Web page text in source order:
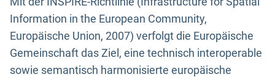
Information in the European Community,
Europäische Union, 2007) verfolgt die Europäische
Gemeinschaft das Ziel, eine technisch interoperable
sowie semantisch harmonisierte europäische